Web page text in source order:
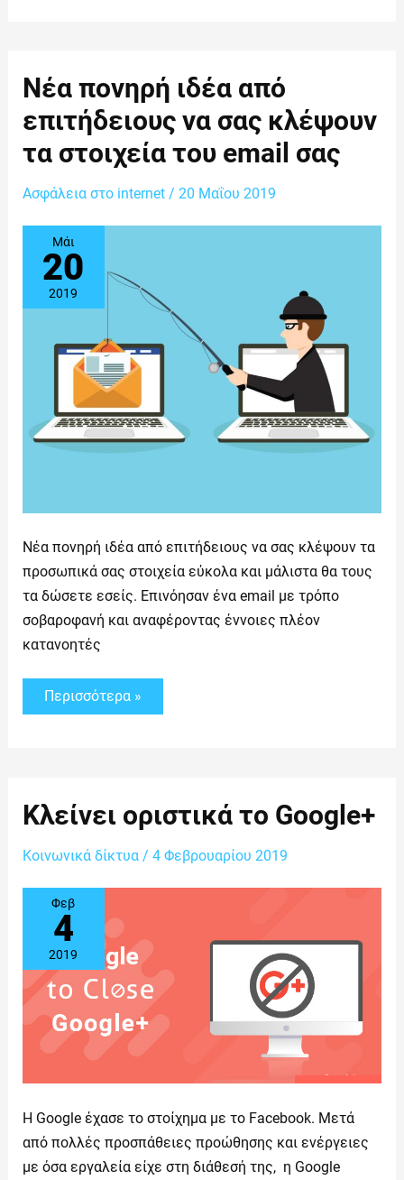
Νέα πονηρή ιδέα από
επιτήδειους να σας κλέψουν
τα στοιχεία του email σας
Ασφάλεια στο internet/ 20 Μαΐου 2019
Μάι
20
2019
Νέα πονηρή ιδέα από επιτήδειους να σας κλέψουν τα
προσωπικά σας στοιχεία εύκολα και μάλιστα θα τους
τα δώσετε εσείς. Επινόησαν ένα email με τρόπο
σοβαροφανή και αναφέροντας έννοιες πλέον
κατανοητές
Νέα
πονηρή
από
επιτήδειους
να
σας
τα
του
email
σας
Περισσότερα »
Κλείνει οριστικά το Google+
Κοινωνικά δίκτυα/ 4 Φεβρουαρίου 2019
Φεβ
4
2019
Η Google έχασε το στοίχημα με το Facebook. Μετά
από πολλές προσπάθειες προώθησης και ενέργειες
με όσα εργαλεία είχε στη διάθεσή της, η Google
Κλείνει
οριστικά
Google+